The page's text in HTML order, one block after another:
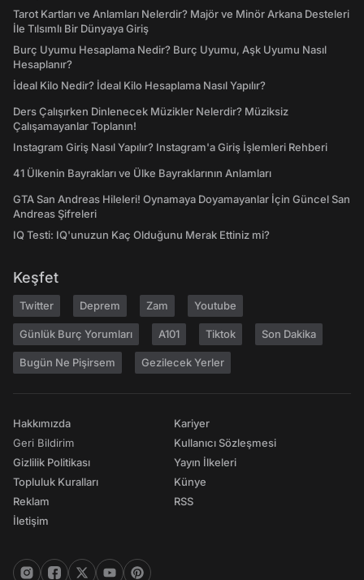
Tarot Kartları ve Anlamları Nelerdir? Majör ve Minör Arkana Desteleri
İle Tılsımlı Bir Dünyaya Giriş
Burç Uyumu Hesaplama Nedir? Burç Uyumu, Aşk Uyumu Nasıl
Hesaplanır?
İdeal Kilo Nedir? İdeal Kilo Hesaplama Nasıl Yapılır?
Ders Çalışırken Dinlenecek Müzikler Nelerdir? Müziksiz
Çalışamayanlar Toplanın!
Instagram Giriş Nasıl Yapılır? Instagram'a Giriş İşlemleri Rehberi
41 Ülkenin Bayrakları ve Ülke Bayraklarının Anlamları
GTA San Andreas Hileleri! Oynamaya Doyamayanlar İçin Güncel San
Andreas Şifreleri
IQ Testi: IQ'unuzun Kaç Olduğunu Merak Ettiniz mi?
Keşfet
Twitter Deprem Zam Youtube
Günlük Burç Yorumları A101 Tiktok Son Dakika
Bugün Ne Pişirsem Gezilecek Yerler
Hakkımızda
Geri Bildirim
Gizlilik Politikası
Topluluk Kuralları
Reklam
İletişim
Kariyer
Kullanıcı Sözleşmesi
Yayın İlkeleri
Künye
RSS